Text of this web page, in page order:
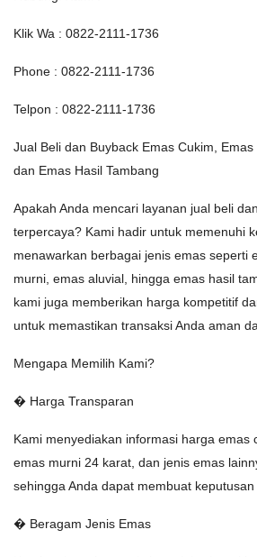
Klik Wa : 0822-2111-1736
Phone : 0822-2111-1736
Telpon : 0822-2111-1736
Jual Beli dan Buyback Emas Cukim,
dan Emas Hasil Tambang
Apakah Anda mencari layanan jual beli
terpercaya? Kami hadir untuk memenuhi
menawarkan berbagai jenis emas seperti
murni, emas aluvial, hingga emas hasil
kami juga memberikan harga kompetitif
untuk memastikan transaksi Anda aman
Mengapa Memilih Kami?
� Harga Transparan
Kami menyediakan informasi harga emas
emas murni 24 karat, dan jenis emas
sehingga Anda dapat membuat keputusan
� Beragam Jenis Emas